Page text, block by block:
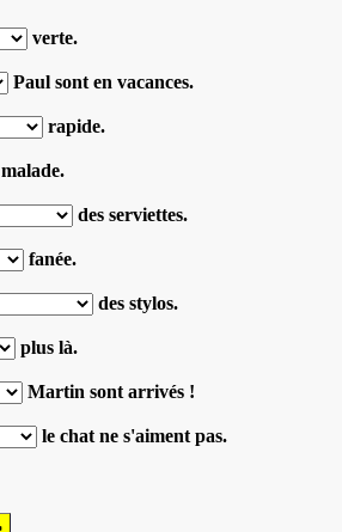
verte.
Paul sont en vacances.
rapide.
malade.
des serviettes.
fanée.
des stylos.
plus là.
Martin sont arrivés !
le chat ne s'aiment pas.